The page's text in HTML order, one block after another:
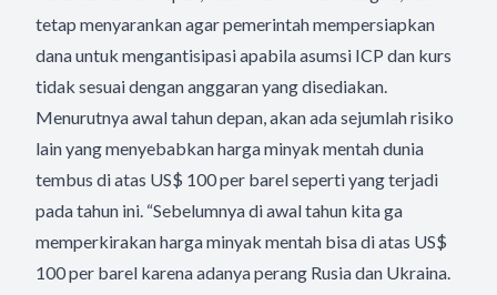
tetap menyarankan agar pemerintah mempersiapkan
dana untuk mengantisipasi apabila asumsi ICP dan kurs
tidak sesuai dengan anggaran yang disediakan.
Menurutnya awal tahun depan, akan ada sejumlah risiko
lain yang menyebabkan harga minyak mentah dunia
tembus di atas US$ 100 per barel seperti yang terjadi
pada tahun ini. “Sebelumnya di awal tahun kita ga
memperkirakan harga minyak mentah bisa di atas US$
100 per barel karena adanya perang Rusia dan Ukraina.